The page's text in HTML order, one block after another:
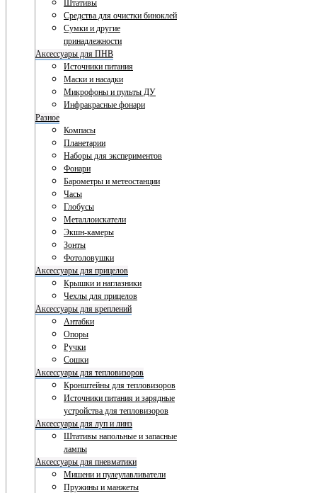
Штативы
Средства для очистки биноклей
Сумки и другие
принадлежности
Аксессуары для ПНВ
Источники питания
Маски и насадки
Микрофоны и пульты ДУ
Инфракрасные фонари
Разное
Компасы
Планетарии
Наборы для экспериментов
Фонари
Барометры и метеостанции
Часы
Глобусы
Металлоискатели
Экшн-камеры
Зонты
Фотоловушки
Аксессуары для прицелов
Крышки и наглазники
Чехлы для прицелов
Аксессуары для креплений
Антабки
Опоры
Ручки
Сошки
Аксессуары для тепловизоров
Кронштейны для тепловизоров
Источники питания и зарядные
устройства для тепловизоров
Аксессуары для луп и линз
Штативы напольные и запасные
лампы
Аксессуары для пневматики
Мишени и пулеулавливатели
Пружины и манжеты